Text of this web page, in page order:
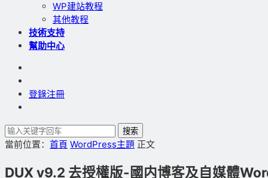
WP建站教程
其他教程
技術支持
幫助中心
登錄注冊
搜索
當前位置： 首頁 WordPress主題 正文
DUX v9.2 去授權版-國内博客及自媒體